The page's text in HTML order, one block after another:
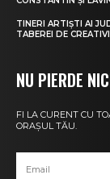
TINERI ARTIȘTI AI
TABEREI DE
NU PIERDE
FI LA CURENT CU
ORAȘUL TĂU.